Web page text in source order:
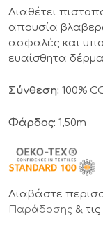
Διαθέτει
απουσία
ασφαλές και
ευαίσθητα
Σύνθεση: 100%
Φάρδος: 1,50m
Διαβάστε
Παράδοσης & τις